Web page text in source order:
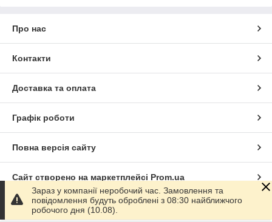
Про нас
Контакти
Доставка та оплата
Графік роботи
Повна версія сайту
Сайт створено на маркетплейсі Prom.ua
Політика конфіденційності
Зараз у компанії неробочий час. Замовлення та
повідомлення будуть оброблені з 08:30 найближчого
робочого дня (10.08).